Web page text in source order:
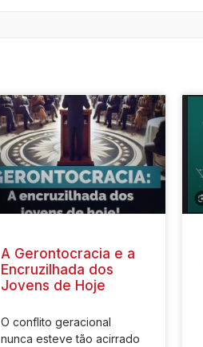
A Gerontocracia e a
Encruzilhada dos
Jovens de Hoje
O conflito geracional
nunca esteve tão acirrado